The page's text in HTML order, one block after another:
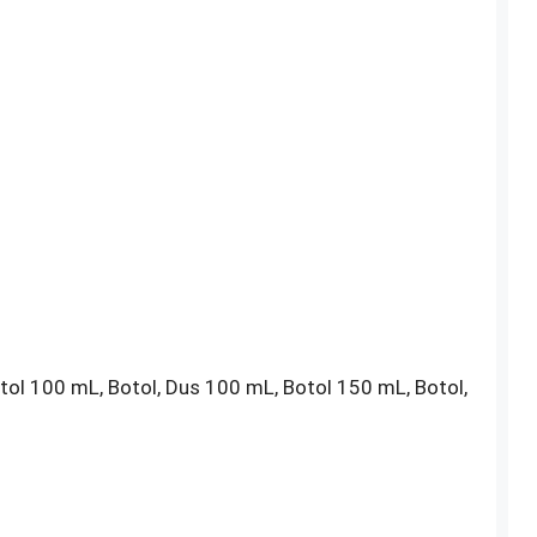
100 mL, Botol, Dus 100 mL, Botol 150 mL, Botol,